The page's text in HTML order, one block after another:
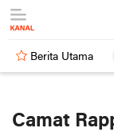
Berita Utama
Camat